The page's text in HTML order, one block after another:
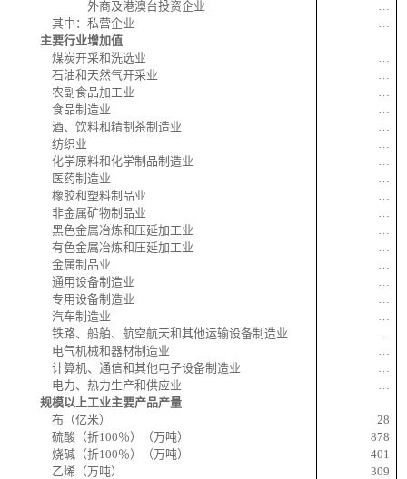
外商及港澳台投资企业
…
其中：私营企业
…
主要行业增加值
煤炭开采和洗选业
…
石油和天然气开采业
…
农副食品加工业
…
食品制造业
…
酒、饮料和精制茶制造业
…
纺织业
…
化学原料和化学制品制造业
…
医药制造业
…
橡胶和塑料制品业
…
非金属矿物制品业
…
黑色金属冶炼和压延加工业
…
有色金属冶炼和压延加工业
…
金属制品业
…
通用设备制造业
…
专用设备制造业
…
汽车制造业
…
铁路、船舶、航空航天和其他运输设备制造业
…
电气机械和器材制造业
…
计算机、通信和其他电子设备制造业
…
电力、热力生产和供应业
…
规模以上工业主要产品产量
布（亿米）
28
硫酸（折100％）（万吨）
878
烧碱（折100％）（万吨）
401
乙烯（万吨）
309